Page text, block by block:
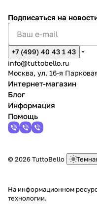
Подписаться на
+7 (499) 40 43 1 43
info@tuttobello.ru
Москва, ул. 16-я
Интернет-магазин
Блог
Информация
Помощь
© 2026 TuttoBello
На информационном
технологии.